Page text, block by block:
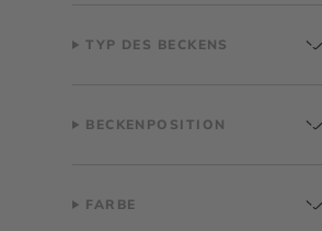
TYP DES BECKENS
BECKENPOSITION
FARBE